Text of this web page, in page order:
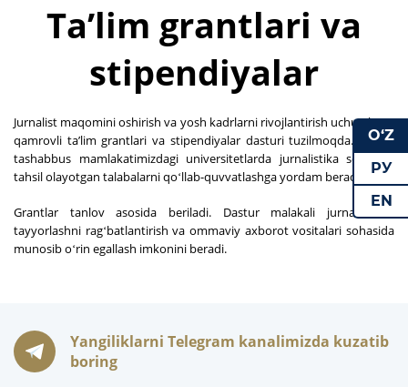
Taʼlim grantlari va
stipendiyalar
Jurnalist maqomini oshirish va yosh kadrlarni rivojlantirish uchun keng
qamrovli taʼlim grantlari va stipendiyalar dasturi tuzilmoqda. Ushbu
tashabbus mamlakatimizdagi universitetlarda jurnalistika sohasida
tahsil olayotgan talabalarni qoʻllab-quvvatlashga yordam beradi.
Grantlar tanlov asosida beriladi. Dastur malakali jurnalistlarni
tayyorlashni ragʻbatlantirish va ommaviy axborot vositalari sohasida
munosib oʻrin egallash imkonini beradi.
Yangiliklarni Telegram kanalimizda kuzatib
boring
O‘Z
РУ
EN